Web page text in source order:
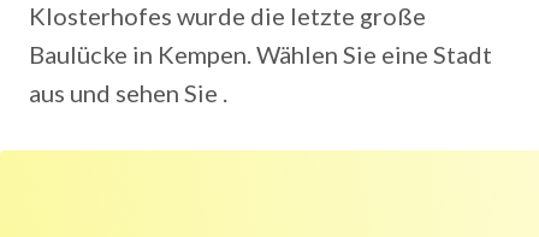
Klosterhofes wurde die letzte große
Baulücke in Kempen. Wählen Sie eine Stadt
aus und sehen Sie .